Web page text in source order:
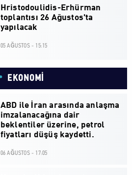
Hristodoulidis-Erhürman
toplantısı 26 Ağustos'ta
yapılacak
05 AĞUSTOS - 15:15
EKONOMİ
ABD ile İran arasında anlaşma
imzalanacağına dair
beklentiler üzerine, petrol
fiyatları düşüş kaydetti.
06 AĞUSTOS - 17:05